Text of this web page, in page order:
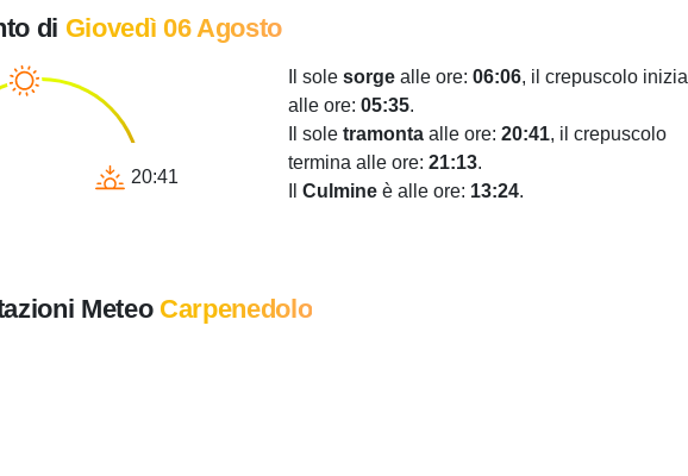
di Giovedì 06 Agosto
20:41
Il sole sorge alle ore: 06:06, il crepuscolo inizia
alle ore: 05:35.
Il sole tramonta alle ore: 20:41, il crepuscolo
termina alle ore: 21:13.
Culmine è alle ore: 13:24.
Meteo Carpenedolo